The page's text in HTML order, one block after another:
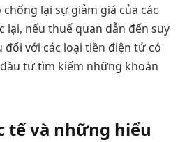
lại sự giảm giá của các
lại, nếu thuế quan dẫn đến suy
với các loại tiền điện tử có
tư tìm kiếm những khoản
tế và những hiểu